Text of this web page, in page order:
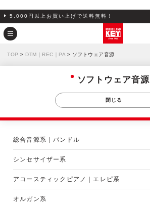
5,000円以上お買い上げで送料無料！
TOP > DTM｜REC｜PA > ソフトウェア音源
ソフトウェア音源
総合音源系｜バンドル
シンセサイザー系
アコースティックピアノ｜エレピ系
オルガン系